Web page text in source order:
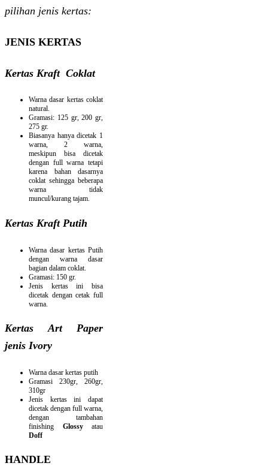
pilihan jenis kertas:
JENIS KERTAS
Kertas Kraft Coklat
Warna dasar kertas coklat
natural.
Gramasi: 125 gr, 200 gr,
275 gr.
Biasanya hanya dicetak 1
warna, 2 warna,
meskipun bisa dicetak
dengan full warna tetapi
karena bahan dasarnya
coklat sehingga beberapa
warna tidak
muncul/kurang tajam.
Kertas Kraft Putih
Warna dasar kertas Putih
dengan warna dasar
bagian dalam coklat.
Gramasi: 150 gr.
Jenis kertas ini bisa
dicetak dengan cetak full
warna.
Kertas Art Paper
jenis Ivory
Warna dasar kertas putih
Gramasi 230gr, 260gr,
310gr
Jenis kertas ini dapat
dicetak dengan full warna,
dengan tambahan
finishing Glossyatau
Doff
HANDLE